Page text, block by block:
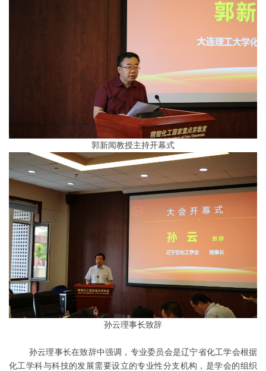
郭新闻教授主持开幕式
孙云理事长致辞
孙云理事长在致辞中强调，专业委员会是辽宁省化工学会根据
化工学科与科技的发展需要设立的专业性分支机构，是学会的组织